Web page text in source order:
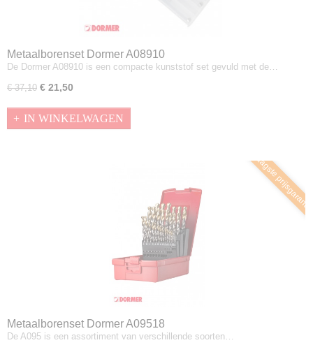
Metaalborenset Dormer A08910
De Dormer A08910 is een compacte kunststof set gevuld met de…
€ 37,10 € 21,50
IN WINKELWAGEN
Laagste
Metaalborenset Dormer A09518
De A095 is een assortiment van verschillende soorten…